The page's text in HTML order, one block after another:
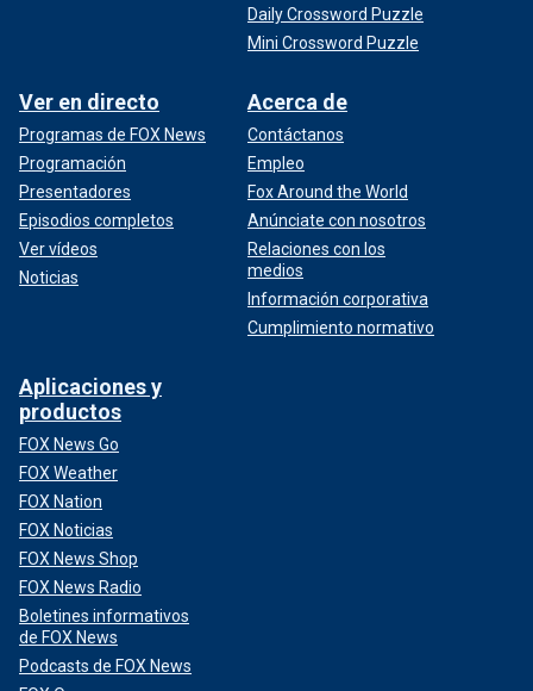
Daily Crossword Puzzle
Mini Crossword Puzzle
Ver en directo
Programas de FOX News
Programación
Presentadores
Episodios completos
Ver vídeos
Noticias
Acerca de
Contáctanos
Empleo
Fox Around the World
Anúnciate con nosotros
Relaciones con los
medios
Información corporativa
Cumplimiento normativo
Aplicaciones y
productos
FOX News Go
FOX Weather
FOX Nation
FOX Noticias
FOX News Shop
FOX News Radio
Boletines informativos
de FOX News
Podcasts de FOX News